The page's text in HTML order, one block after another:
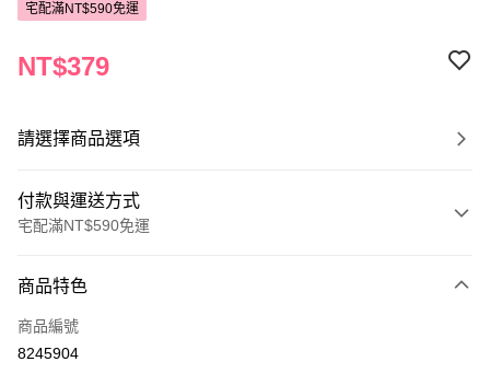
宅配滿NT$590免運
NT$379
請選擇商品選項
付款與運送方式
宅配滿NT$590免運
POYA支付
信用卡一次付款
商品特色
商品編號
8245904